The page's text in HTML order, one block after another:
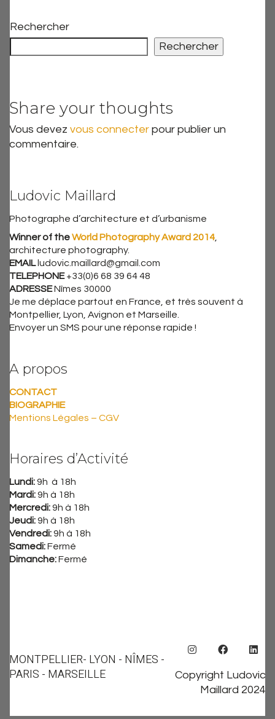
Rechercher
Rechercher
Share your thoughts
Vous devez vous connecter pour publier un
commentaire.
Ludovic Maillard
Photographe d’architecture et d’urbanisme
Winner of theWorld Photography Award 2014,
architecture photography.
EMAIL ludovic.maillard@gmail.com
TELEPHONE+33(0)6 68 39 64 48
ADRESSENîmes 30000
Je me déplace partout en France, et très souvent à
Montpellier, Lyon, Avignon et Marseille.
Envoyer un SMS pour une réponse rapide !
A propos
CONTACT
BIOGRAPHIE
Mentions Légales – CGV
Horaires d’Activité
Lundi:9h à 18h
Mardi:9h à 18h
Mercredi:9h à 18h
Jeudi:9h à 18h
Vendredi:9h à 18h
Samedi:Fermé
Dimanche:Fermé
Copyright Ludovic
Maillard 2024
MONTPELLIER- LYON - NÎMES -
PARIS - MARSEILLE